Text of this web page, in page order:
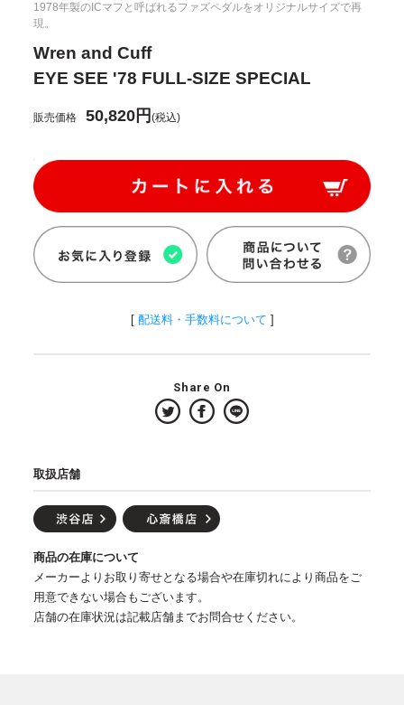
1978年製のICマフと呼ばれるファズペダルをオリジナルサイズで再
現。
Wren and Cuff
EYE SEE '78 FULL-SIZE SPECIAL
販売価格 50,820円(税込)
[ 配送料・手数料について ]
Share On
取扱店舗
商品の在庫について
メーカーよりお取り寄せとなる場合や在庫切れにより商品をご
用意できない場合もございます。
店舗の在庫状況は記載店舗までお問合せください。